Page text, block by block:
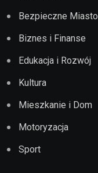
Bezpieczne Miasto
Biznes i Finanse
Edukacja i Rozwój
Kultura
Mieszkanie i Dom
Motoryzacja
Sport